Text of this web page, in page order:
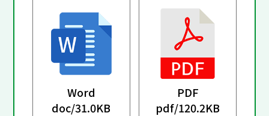
Word
doc/31.0KB
PDF
pdf/120.2KB